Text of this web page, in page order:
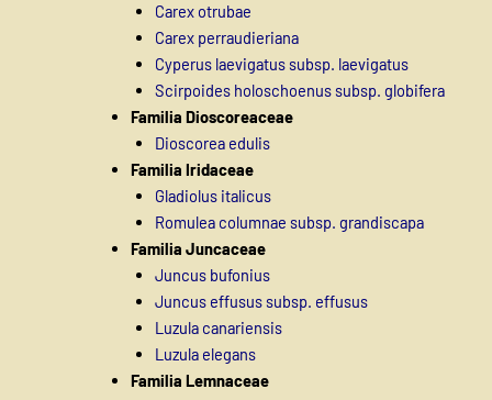
Carex otrubae
Carex perraudieriana
Cyperus laevigatus subsp. laevigatus
Scirpoides holoschoenus subsp. globifera
Familia Dioscoreaceae
Dioscorea edulis
Familia Iridaceae
Gladiolus italicus
Romulea columnae subsp. grandiscapa
Familia Juncaceae
Juncus bufonius
Juncus effusus subsp. effusus
Luzula canariensis
Luzula elegans
Familia Lemnaceae